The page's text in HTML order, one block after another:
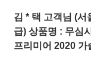
김 * 택 고객님 (
급) 상품명 : 무심
프리미어 2020 가